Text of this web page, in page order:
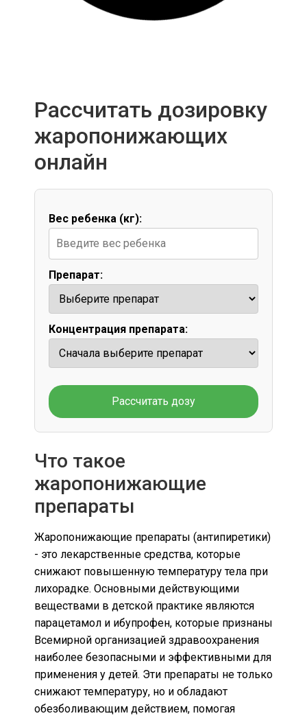
Рассчитать дозировку
жаропонижающих
онлайн
Вес ребенка (кг):
Препарат:
Концентрация препарата:
Рассчитать дозу
Что такое
жаропонижающие
препараты
Жаропонижающие препараты (антипиретики)
- это лекарственные средства, которые
снижают повышенную температуру тела при
лихорадке. Основными действующими
веществами в детской практике являются
парацетамол и ибупрофен, которые признаны
Всемирной организацией здравоохранения
наиболее безопасными и эффективными для
применения у детей. Эти препараты не только
снижают температуру, но и обладают
обезболивающим действием, помогая